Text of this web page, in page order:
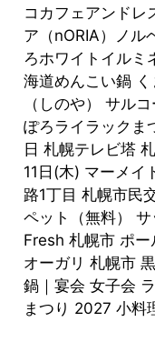
コカフェアンドレ
ア（nORIA）ノル
ろホワイトイルミ
海道めんこい鍋
（しのや） サル
ぽろライラックま
日 札幌テレビ塔
11日(木) マーメイ
路1丁目 札幌市民
ペット（無料）
Fresh 札幌市 ポ
オーガリ 札幌市
鍋｜宴会 女子会
まつり 2027 小料